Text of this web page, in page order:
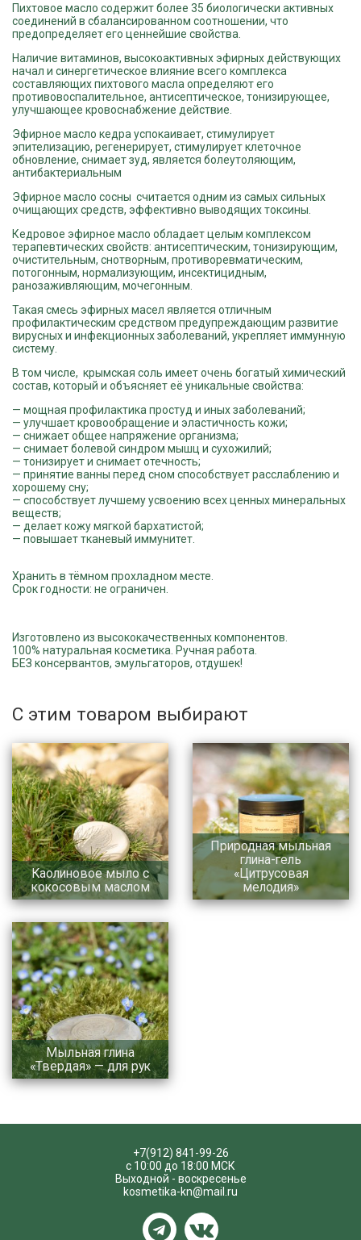
Пихтовое масло содержит более 35 биологически активных
соединений в сбалансированном соотношении, что
предопределяет его ценнейшие свойства.
Наличие витаминов, высокоактивных эфирных действующих
начал и синергетическое влияние всего комплекса
составляющих пихтового масла определяют его
противовоспалительное, антисептическое, тонизирующее,
улучшающее кровоснабжение действие.
Эфирное масло кедра успокаивает, стимулирует
эпителизацию, регенерирует, стимулирует клеточное
обновление, снимает зуд, является болеутоляющим,
антибактериальным
Эфирное масло сосны считается одним из самых сильных
очищающих средств, эффективно выводящих токсины.
Кедровое эфирное масло обладает целым комплексом
терапевтических свойств: антисептическим, тонизирующим,
очистительным, снотворным, противоревматическим,
потогонным, нормализующим, инсектицидным,
ранозаживляющим, мочегонным.
Такая смесь эфирных масел является отличным
профилактическим средством предупреждающим развитие
вирусных и инфекционных заболеваний, укрепляет иммунную
систему.
В том числе, крымская соль имеет очень богатый химический
состав, который и объясняет её уникальные свойства:
— мощная профилактика простуд и иных заболеваний;
— улучшает кровообращение и эластичность кожи;
— снижает общее напряжение организма;
— снимает болевой синдром мышц и сухожилий;
— тонизирует и снимает отечность;
— принятие ванны перед сном способствует расслаблению и
хорошему сну;
— способствует лучшему усвоению всех ценных минеральных
веществ;
— делает кожу мягкой бархатистой;
— повышает тканевый иммунитет.
Хранить в тёмном прохладном месте.
Срок годности: не ограничен.
Изготовлено из высококачественных компонентов.
100% натуральная косметика. Ручная работа.
БЕЗ консервантов, эмульгаторов, отдушек!
С этим товаром выбирают
Каолиновое мыло с
кокосовым маслом
Природная мыльная
глина-гель
«Цитрусовая
мелодия»
Мыльная глина
«Твердая» — для рук
+7(912) 841-99-26
с 10:00 до 18:00 МСК
Выходной - воскресенье
kosmetika-kn@mail.ru